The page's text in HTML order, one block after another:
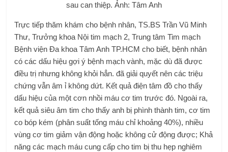
sau can thiệp. Ảnh: Tâm Anh
Trực tiếp thăm khám cho bệnh nhân, TS.BS Trần Vũ Minh
Thư, Trưởng khoa Nội tim mạch 2, Trung tâm Tim mạch
Bệnh viện Đa khoa Tâm Anh TP.HCM cho biết, bệnh nhân
có các dấu hiệu gợi ý bệnh mạch vành, mặc dù đã được
điều trị nhưng không khỏi hẳn. đã giải quyết nên các triệu
chứng vẫn âm ỉ không dứt. Kết quả điện tâm đồ cho thấy
dấu hiệu của một cơn nhồi máu cơ tim trước đó. Ngoài ra,
kết quả siêu âm tim cho thấy anh bị phình thành tim, cơ tim
co bóp kém (phân suất tống máu chỉ khoảng 40%), nhiều
vùng cơ tim giảm vận động hoặc không cử động được; Khả
năng các mạch máu cung cấp cho tim bị thu hẹp nghiêm